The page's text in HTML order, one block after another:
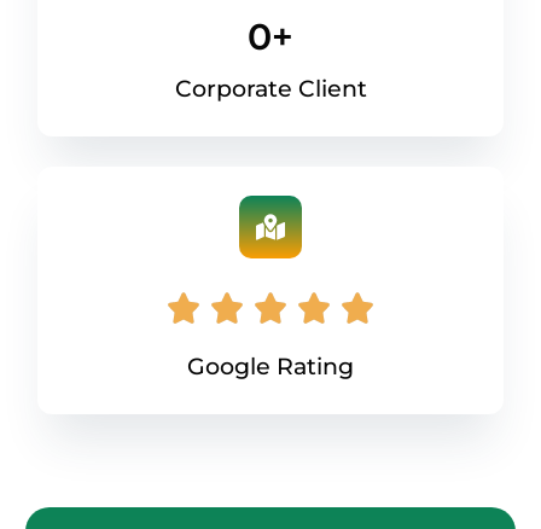
0+
Corporate Client
Google Rating